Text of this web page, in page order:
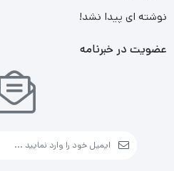
نوشته ای پیدا نشد!
عضویت در خبرنامه